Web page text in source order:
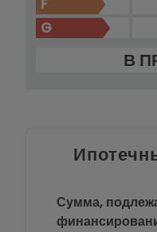
F
G
В
Сумма,